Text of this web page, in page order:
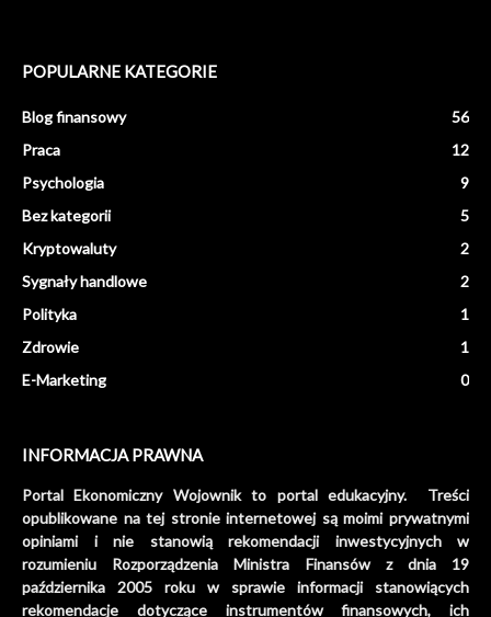
POPULARNE KATEGORIE
Blog finansowy
56
Praca
12
Psychologia
9
Bez kategorii
5
Kryptowaluty
2
Sygnały handlowe
2
Polityka
1
Zdrowie
1
E-Marketing
0
INFORMACJA PRAWNA
Portal Ekonomiczny Wojownik to portal edukacyjny. Treści
opublikowane na tej stronie internetowej są moimi prywatnymi
opiniami i nie stanowią rekomendacji inwestycyjnych w
rozumieniu Rozporządzenia Ministra Finansów z dnia 19
października 2005 roku w sprawie informacji stanowiących
rekomendacje dotyczące instrumentów finansowych, ich